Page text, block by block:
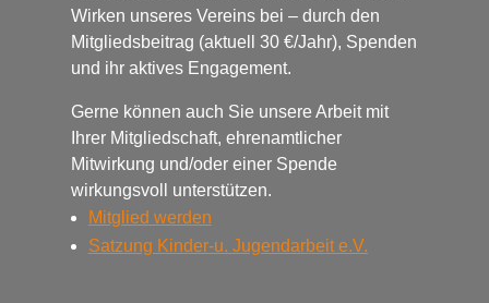
Wirken unseres Vereins bei – durch den
Mitgliedsbeitrag (aktuell 30 €/Jahr), Spenden
und ihr aktives Engagement.
Gerne können auch Sie unsere Arbeit mit
Ihrer Mitgliedschaft, ehrenamtlicher
Mitwirkung und/oder einer Spende
wirkungsvoll unterstützen.
Mitglied werden
Satzung Kinder-u. Jugendarbeit e.V.